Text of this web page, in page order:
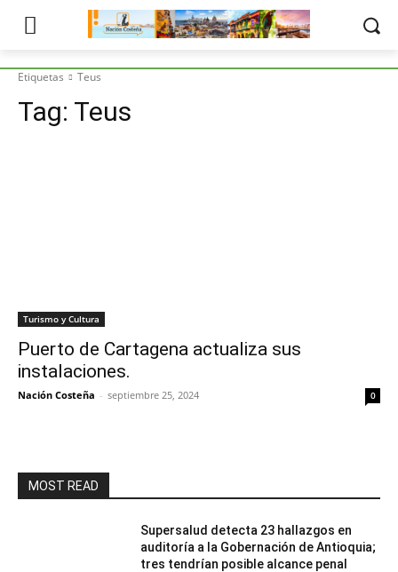
Etiquetas Teus
Tag: Teus
Turismo y Cultura
Puerto de Cartagena actualiza sus
instalaciones.
Nación Costeña - septiembre 25, 2024 0
MOST READ
Supersalud detecta 23 hallazgos en
auditoría a la Gobernación de Antioquia;
tres tendrían posible alcance penal